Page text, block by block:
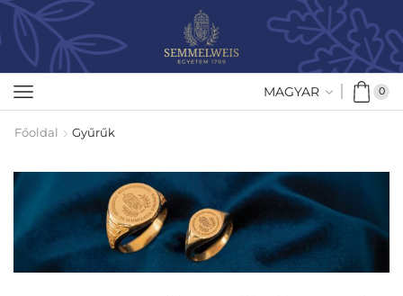
MAGYAR 0
Főoldal Gyűrűk